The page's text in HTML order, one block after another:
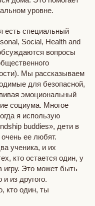
уровне.
есть специальный
Social, Health and
вопросы
Мы рассказываем
для безопасной,
эмоциональный
социума. Многое
я использую
buddies», дети в
ее любят.
ученика, и их
кто остается один, у
игру. Это может быть
из другого.
кто один, ты